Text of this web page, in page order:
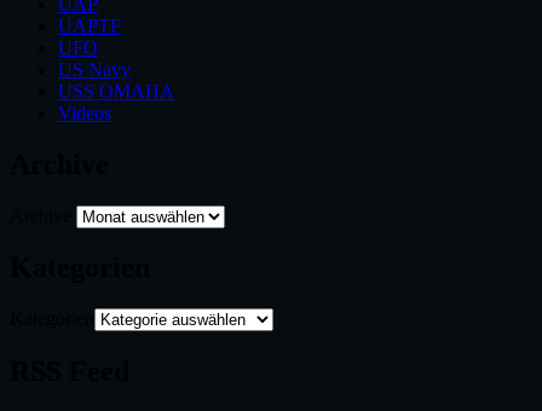
UAPTF
UFO
US Navy
USS OMAHA
Videos